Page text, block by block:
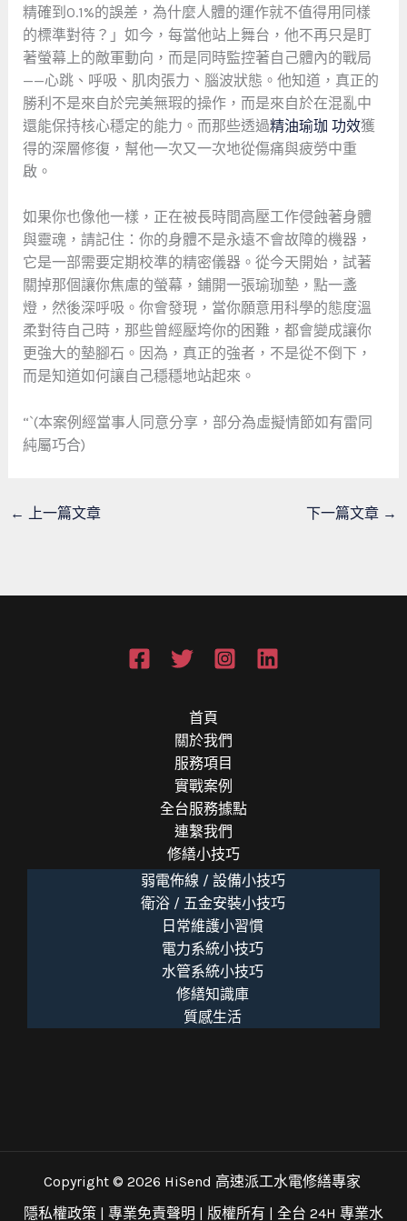
精確到0.1%的誤差，為什麼人體的運作就不值得用同樣
的標準對待？」如今，每當他站上舞台，他不再只是盯
著螢幕上的敵軍動向，而是同時監控著自己體內的戰局
——心跳、呼吸、肌肉張力、腦波狀態。他知道，真正的
勝利不是來自於完美無瑕的操作，而是來自於在混亂中
還能保持核心穩定的能力。而那些透過精油瑜珈 功效獲
得的深層修復，幫他一次又一次地從傷痛與疲勞中重
啟。
如果你也像他一樣，正在被長時間高壓工作侵蝕著身體
與靈魂，請記住：你的身體不是永遠不會故障的機器，
它是一部需要定期校準的精密儀器。從今天開始，試著
關掉那個讓你焦慮的螢幕，鋪開一張瑜珈墊，點一盞
燈，然後深呼吸。你會發現，當你願意用科學的態度溫
柔對待自己時，那些曾經壓垮你的困難，都會變成讓你
更強大的墊腳石。因為，真正的強者，不是從不倒下，
而是知道如何讓自己穩穩地站起來。
“`(本案例經當事人同意分享，部分為虛擬情節如有雷同
純屬巧合)
← 上一篇文章 下一篇文章 →
首頁
關於我們
服務項目
實戰案例
全台服務據點
連繫我們
修繕小技巧
弱電佈線 / 設備小技巧
衛浴 / 五金安裝小技巧
日常維護小習慣
電力系統小技巧
水管系統小技巧
修繕知識庫
質感生活
Copyright © 2026 HiSend 高速派工水電修繕專家
隱私權政策 | 專業免責聲明 | 版權所有 | 全台 24H 專業水